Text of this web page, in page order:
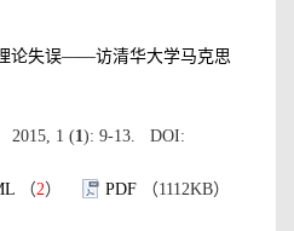
论失误——访清华大学马克思
2015, 1 (1): 9-13. DOI:
（2） PDF （1112KB）